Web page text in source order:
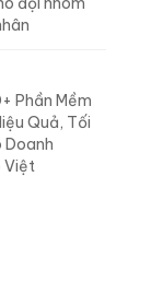
Phần Mềm
Quả, Tối
Doanh
Việt